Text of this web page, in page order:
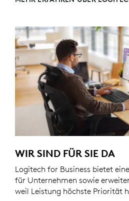
WIR SIND FÜR SIE DA
Logitech for Business bietet
für Unternehmen sowie
weil Leistung höchste Priorität